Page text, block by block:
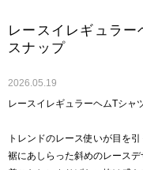
レースイレギュラー
スナップ
2026.05.19
レースイレギュラーヘムTシャ
トレンドのレース使いが目を
裾にあしらった斜めのレース